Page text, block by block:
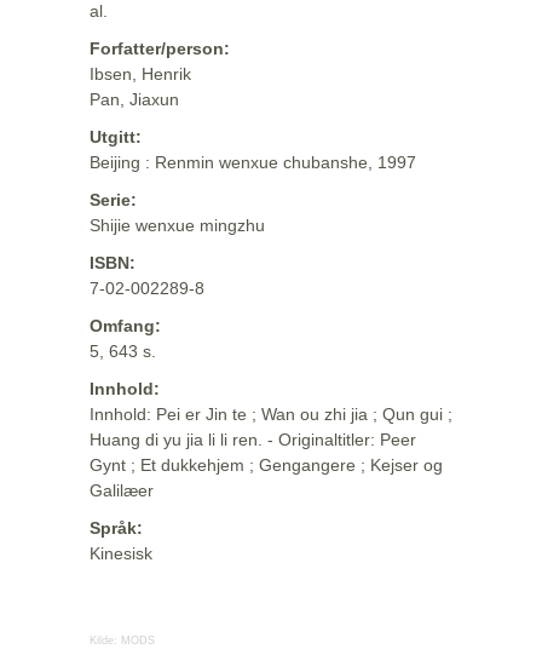
al.
Forfatter/person:
Ibsen, Henrik
Pan, Jiaxun
Utgitt:
Beijing : Renmin wenxue chubanshe, 1997
Serie:
Shijie wenxue mingzhu
ISBN:
7-02-002289-8
Omfang:
5, 643 s.
Innhold:
Innhold: Pei er Jin te ; Wan ou zhi jia ; Qun gui ;
Huang di yu jia li li ren. - Originaltitler: Peer
Gynt ; Et dukkehjem ; Gengangere ; Kejser og
Galilæer
Språk:
Kinesisk
Kilde: MODS